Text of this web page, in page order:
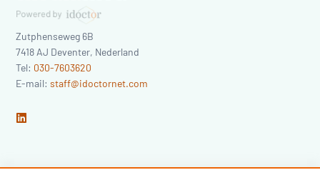
Zutphenseweg 6B
7418 AJ Deventer, Nederland
Tel: 030-7603620
E-mail:staff@idoctornet.com